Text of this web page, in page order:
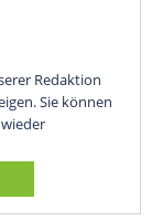
Redaktion
Sie können